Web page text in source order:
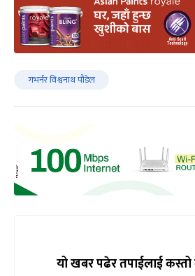
गभर्नर विश्वनाथ पौडेल
यो खबर पढेर तपाईलाई